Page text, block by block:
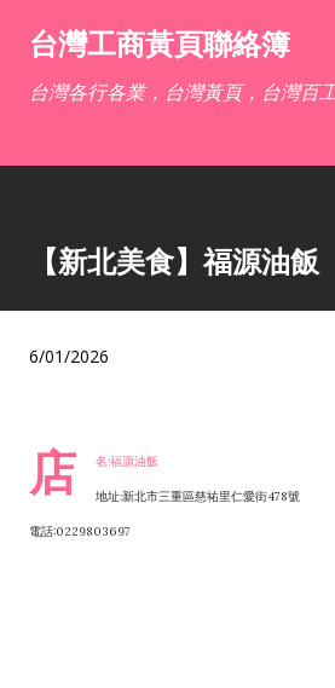
跳到主要內容
台灣工商黃頁聯絡簿
台灣各行各業，台灣黃頁，台灣百工
【新北美食】福源油飯
6/01/2026
店 名:福源油飯
地址:新北市三重區慈祐里仁愛街478號
電話:0229803697